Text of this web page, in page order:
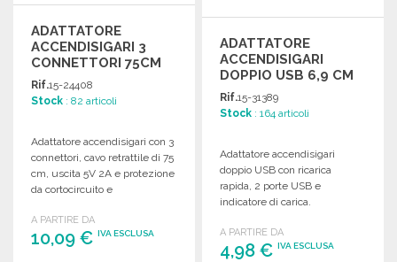
ADATTATORE
ACCENDISIGARI 3
CONNETTORI 75CM
Rif.15-24408
Stock : 82 articoli
Adattatore accendisigari con 3
connettori, cavo retrattile di 75
cm, uscita 5V 2A e protezione
da cortocircuito e
A PARTIRE DA
10,09 € IVA ESCLUSA
ADATTATORE
ACCENDISIGARI
DOPPIO USB 6,9 CM
Rif.15-31389
Stock : 164 articoli
Adattatore accendisigari
doppio USB con ricarica
rapida, 2 porte USB e
indicatore di carica.
facile utilizzo.
A PARTIRE DA
4,98 €IVA ESCLUSA